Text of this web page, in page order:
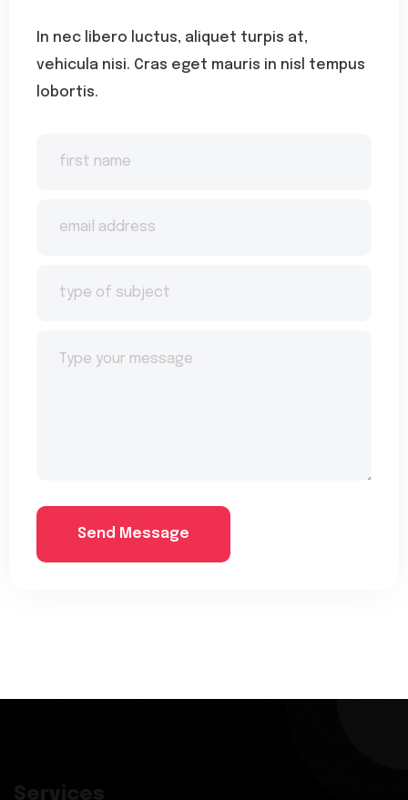
In nec libero luctus, aliquet turpis at,
vehicula nisi. Cras eget mauris in nisl tempus
lobortis.
Send Message
Services